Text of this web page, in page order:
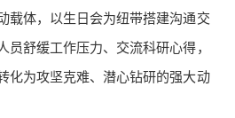
载体，以生日会为纽带搭建沟通交
员舒缓工作压力、交流科研心得，
化为攻坚克难、潜心钻研的强大动